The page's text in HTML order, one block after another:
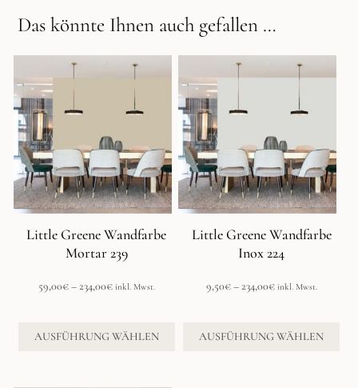
Das könnte Ihnen auch gefallen …
Little Greene Wandfarbe
Mortar 239
59,00€–234,00€Preisspanne:
234,00€
inkl. Mwst.
AUSFÜHRUNG WÄHLEN
mehrere
auf.
Optionen
können
auf
der
gewählt
werden
Little Greene Wandfarbe
Inox 224
9,50€ –234,00€Preisspanne:
234,00€
inkl. Mwst.
AUSFÜHRUNG WÄHLEN
Produkt
mehrere
auf.
Optionen
können
auf
der
gewählt
werden